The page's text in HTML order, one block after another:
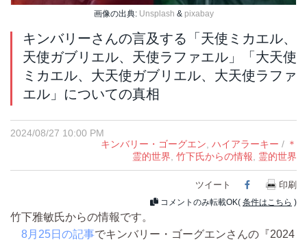
画像の出典: Unsplash & pixabay
キンバリーさんの言及する「天使ミカエル、
天使ガブリエル、天使ラファエル」「大天使
ミカエル、大天使ガブリエル、大天使ラファ
エル」についての真相
2024/08/27 10:00 PM
キンバリー・ゴーグエン, ハイアラーキー / ＊
霊的世界, 竹下氏からの情報, 霊的世界
ツイート Facebook
印刷
コメントのみ転載OK( 条件はこちら )
竹下雅敏氏からの情報です。
8月25日の記事でキンバリー・ゴーグエンさんの『2024